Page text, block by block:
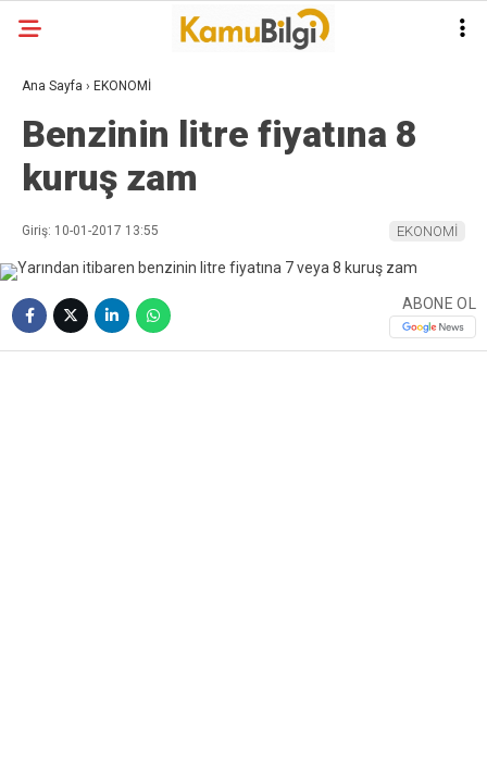
Ana Sayfa › EKONOMİ
Benzinin litre fiyatına 8
kuruş zam
Giriş: 10-01-2017 13:55 EKONOMİ
ABONE OL